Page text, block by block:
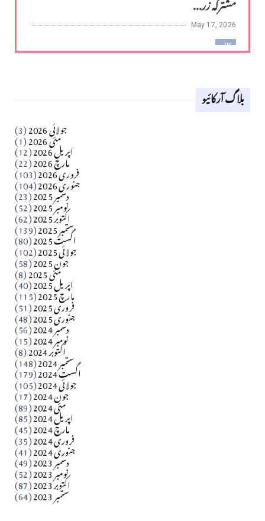
May 17, 2026
کالم
Apr 18, 2026
آزاد کشمیر جیسے احتجاج کی ضرورت ہے؟ از،،، ظہیرالدین
بلاگ آرکائیو
جولائی 2026 (3) مئی 2026 (1) اپریل 2026 (12) مارچ 2026 (22) فروری 2026 (103) جنوری 2026 (104) دسمبر 2025 (23) نومبر 2025 (52) اکتوبر 2025 (62) ستمبر 2025 (139) اگست 2025 (80) جولائی 2025 (102) جون 2025 (58) مئی 2025 (8) اپریل 2025 (40) مارچ 2025 (115) فروری 2025 (51) جنوری 2025 (48) دسمبر 2024 (56) نومبر 2024 (15) اکتوبر 2024 (8) ستمبر 2024 (148) اگست 2024 (179) جولائی 2024 (105) جون 2024 (17) مئی 2024 (89) اپریل 2024 (85) مارچ 2024 (45) فروری 2024 (35) جنوری 2024 (41) دسمبر 2023 (49) نومبر 2023 (52) اکتوبر 2023 (87) ستمبر 2023 (64)